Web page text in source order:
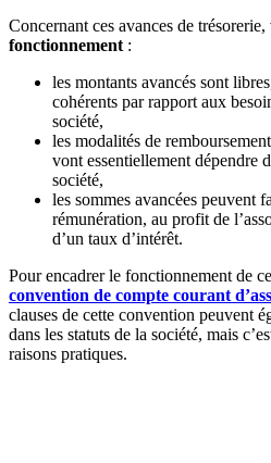
Concernant ces avances de
fonctionnement :
les montants avancés sont
cohérents par rapport aux
société,
les modalités de
vont essentiellement dépendre
société,
les sommes avancées peuvent
rémunération, au profit de
d’un taux d’intérêt.
Pour encadrer le fonctionnement de
convention de compte courant
clauses de cette convention peuvent
dans les statuts de la société, mais
raisons pratiques.